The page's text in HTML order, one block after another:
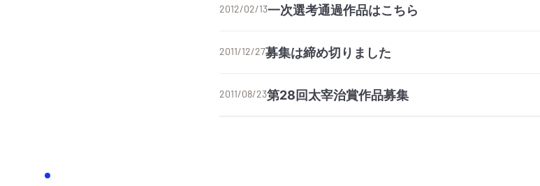
2012/02/13一次選考通過作品はこちら
2011/12/27募集は締め切りました
2011/08/23第28回太宰治賞作品募集